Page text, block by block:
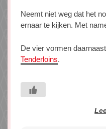
Neemt niet weg dat het
ernaar te kijken. Met
De vier vormen
Tenderloins.